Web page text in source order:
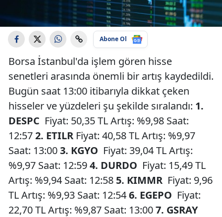
Abone Ol
Borsa İstanbul'da işlem gören hisse
senetleri arasında önemli bir artış kaydedildi.
Bugün saat 13:00 itibarıyla dikkat çeken
hisseler ve yüzdeleri şu şekilde sıralandı: 1.
DESPC Fiyat: 50,35 TL Artış: %9,98 Saat:
12:572. ETILR Fiyat: 40,58 TL Artış: %9,97
Saat: 13:003. KGYO Fiyat: 39,04 TL Artış:
%9,97 Saat: 12:594. DURDO Fiyat: 15,49 TL
Artış: %9,94 Saat: 12:58 5. KIMMR Fiyat: 9,96
TL Artış: %9,93 Saat: 12:546. EGEPO Fiyat:
22,70 TL Artış: %9,87 Saat: 13:007. GSRAY